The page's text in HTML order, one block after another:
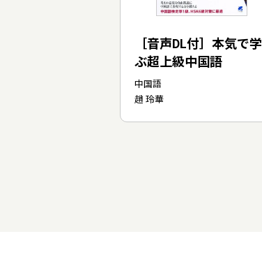
［音声DL付］本気で学
ぶ超上級中国語
中国語
趙 玲華